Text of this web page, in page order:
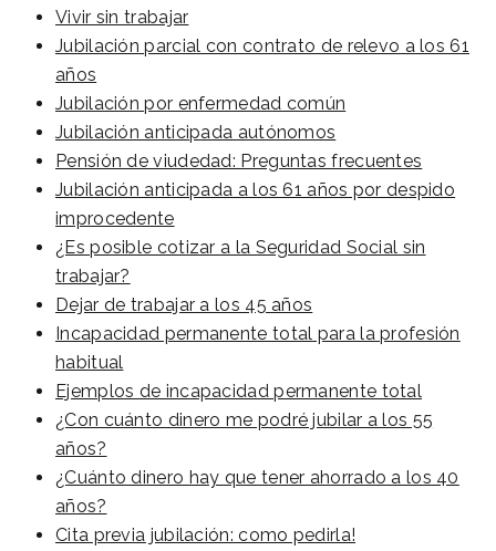
Vivir sin trabajar
Jubilación parcial con contrato de relevo a los 61
años
Jubilación por enfermedad común
Jubilación anticipada autónomos
Pensión de viudedad: Preguntas frecuentes
Jubilación anticipada a los 61 años por despido
improcedente
¿Es posible cotizar a la Seguridad Social sin
trabajar?
Dejar de trabajar a los 45 años
Incapacidad permanente total para la profesión
habitual
Ejemplos de incapacidad permanente total
¿Con cuánto dinero me podré jubilar a los 55
años?
¿Cuánto dinero hay que tener ahorrado a los 40
años?
Cita previa jubilación: como pedirla!